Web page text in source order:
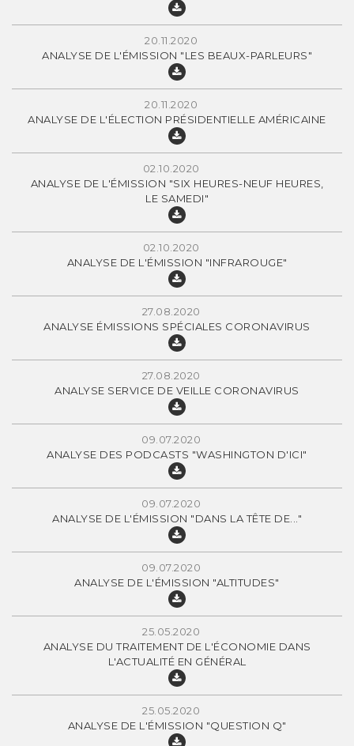
20.11.2020
ANALYSE DE L'ÉMISSION "LES BEAUX-PARLEURS"
20.11.2020
ANALYSE DE L'ÉLECTION PRÉSIDENTIELLE AMÉRICAINE
02.10.2020
ANALYSE DE L'ÉMISSION "SIX HEURES-NEUF HEURES,
LE SAMEDI"
02.10.2020
ANALYSE DE L'ÉMISSION "INFRAROUGE"
27.08.2020
ANALYSE ÉMISSIONS SPÉCIALES CORONAVIRUS
27.08.2020
ANALYSE SERVICE DE VEILLE CORONAVIRUS
09.07.2020
ANALYSE DES PODCASTS "WASHINGTON D'ICI"
09.07.2020
ANALYSE DE L'ÉMISSION "DANS LA TÊTE DE..."
09.07.2020
ANALYSE DE L'ÉMISSION "ALTITUDES"
25.05.2020
ANALYSE DU TRAITEMENT DE L'ÉCONOMIE DANS
L'ACTUALITÉ EN GÉNÉRAL
25.05.2020
ANALYSE DE L'ÉMISSION "QUESTION Q"